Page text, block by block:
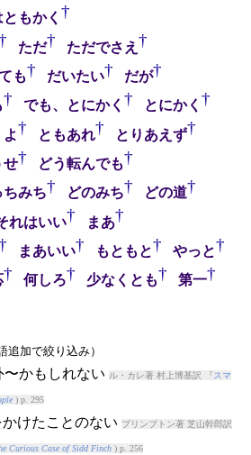
もかく †
ただ† ただでさえ †
も† だいたい† だが†
† でも、とにかく † とにかく †
† ともあれ† とりあえず†
せ† どう転んでも†
ちみち† どのみち† どの道†
れはいい† まあ†
まあいい† もともと† やっと†
† 何しろ† 少なくとも† 第一†
追加で絞り込み）
〜かもしれない ル・カレ著 村上博基訳 『スマ
) p. 295
けたことのない プリンプトン著 芝山幹郎訳
Curious Case of Sidd Finch) p. 256